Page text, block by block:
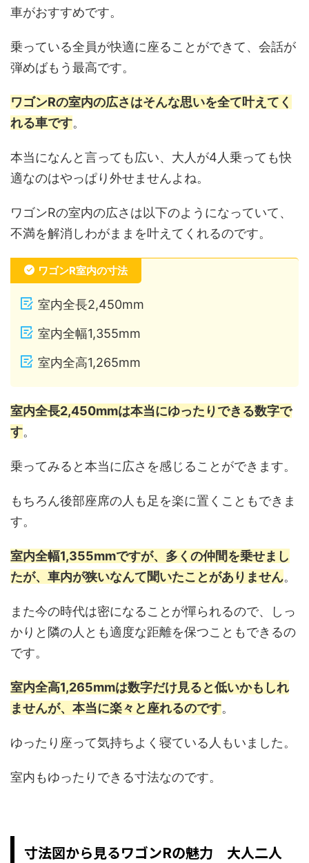
車がおすすめです。
乗っている全員が快適に座ることができて、会話が
弾めばもう最高です。
ワゴンRの室内の広さはそんな思いを全て叶えてく
れる車です。
本当になんと言っても広い、大人が4人乗っても快
適なのはやっぱり外せませんよね。
ワゴンRの室内の広さは以下のようになっていて、
不満を解消しわがままを叶えてくれるのです。
ワゴンR室内の寸法
室内全長2,450mm
室内全幅1,355mm
室内全高1,265mm
室内全長2,450mmは本当にゆったりできる数字で
す。
乗ってみると本当に広さを感じることができます。
もちろん後部座席の人も足を楽に置くこともできま
す。
室内全幅1,355mmですが、多くの仲間を乗せまし
たが、車内が狭いなんて聞いたことがありません。
また今の時代は密になることが憚られるので、しっ
かりと隣の人とも適度な距離を保つこともできるの
です。
室内全高1,265mmは数字だけ見ると低いかもしれ
ませんが、本当に楽々と座れるのです。
ゆったり座って気持ちよく寝ている人もいました。
室内もゆったりできる寸法なのです。
寸法図から見るワゴンRの魅力 大人二人